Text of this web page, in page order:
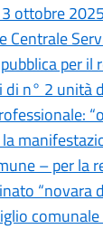
ottobre
Centrale
per
n° 2 unità
– per la
“novara